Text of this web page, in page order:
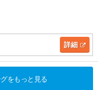
詳細
をもっと見る